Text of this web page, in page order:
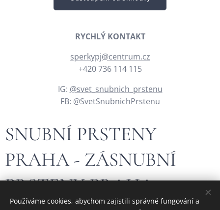
RYCHLÝ KONTAKT
sperkypj@centrum.cz
+420 736 114 115
IG: @svet_snubnich_prstenu
FB: @SvetSnubnichPrstenu
SNUBNÍ PRSTENY
PRAHA - ZÁSNUBNÍ
PRSTENY PRAHA
Používáme cookies, abychom zajistili správné fungování a